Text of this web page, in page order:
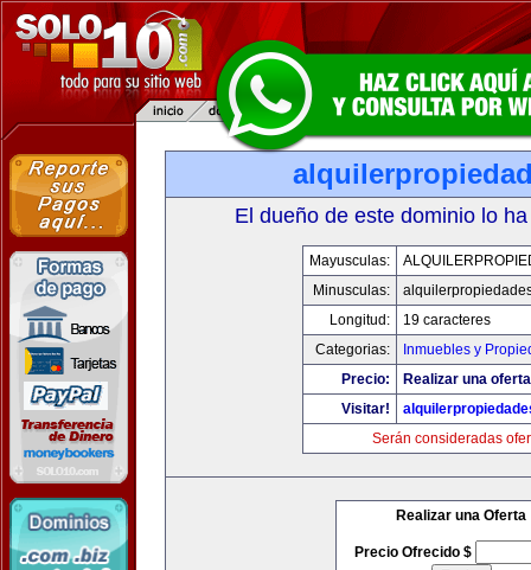
El dueño de este dominio lo
Mayusculas:
Minusculas:
Longitud:
19 caracteres
Categorias:
Inmuebles y
Precio:
Realizar una
Visitar!
Serán consideradas
Realizar una Oferta
Precio Ofrecido $